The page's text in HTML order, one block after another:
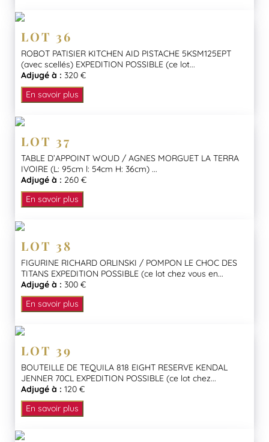
LOT 36
ROBOT PATISIER KITCHEN AID PISTACHE 5KSM125EPT
(avec scellés) EXPEDITION POSSIBLE (ce lot...
Adjugé à : 320 €
En savoir plus
LOT 37
TABLE D’APPOINT WOUD / AGNES MORGUET LA TERRA
IVOIRE (L: 95cm l: 54cm H: 36cm) ...
Adjugé à : 260 €
En savoir plus
LOT 38
FIGURINE RICHARD ORLINSKI / POMPON LE CHOC DES
TITANS EXPEDITION POSSIBLE (ce lot chez vous en...
Adjugé à : 300 €
En savoir plus
LOT 39
BOUTEILLE DE TEQUILA 818 EIGHT RESERVE KENDAL
JENNER 70CL EXPEDITION POSSIBLE (ce lot chez...
Adjugé à : 120 €
En savoir plus